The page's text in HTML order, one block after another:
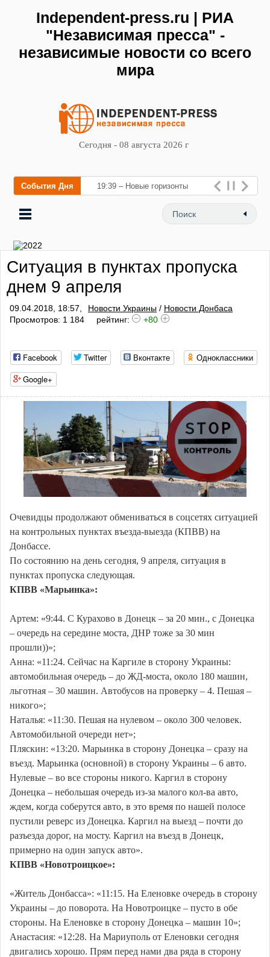
Independent-press.ru | РИА
"Независимая пресса" -
независимые новости со всего
мира
Сегодня - 08 августа 2026 г
События Дня 19:39 – Новые горизонты
флебологии: в Москве
открылся «Городской центр
Ситуация в пунктах пропуска
днем 9 апреля
09.04.2018, 18:57, Новости Украины / Новости Донбаса
Просмотров: 1 184
рейтинг: +80
Facebook Twitter Вконтакте
Одноклассники
Google+
Очевидцы продолжают обмениваться в соцсетях ситуацией
на контрольных пунктах въезда-выезда (КПВВ) на
Донбассе.
По состоянию на день сегодня, 9 апреля, ситуация в
пунктах пропуска следующая.
КПВВ «Марьинка»:
Артем: «9:44. С Курахово в Донецк – за 20 мин., с Донецка
– очередь на середине моста, ДНР тоже за 30 мин
прошли))»;
Анна: «11:24. Сейчас на Каргиле в сторону Украины:
автомобильная очередь – до ЖД-моста, около 180 машин,
льготная – 30 машин. Автобусов на проверку – 4. Пешая –
никого»;
Наталья: «11:30. Пешая на нулевом – около 300 человек.
Автомобильной очереди нет»;
Пляскин: «13:20. Марьинка в сторону Донецка – сразу на
въезд. Марьинка (основной) в сторону Украины – 6 авто.
Нулевые – во все стороны никого. Каргил в сторону
Донецка – небольшая очередь из-за малого кол-ва авто,
ждем, когда соберутся авто, в это время по нашей полосе
пустили реверс из Донецка. Каргил на выезд – почти до
разъезда дорог, на мосту. Каргил на въезд в Донецк,
примерно на один запуск авто».
КПВВ «Новотроицкое»:
«Житель Донбасса»: «11:15. На Еленовке очередь в сторону
Украины – до поворота. На Новотроицке – пусто в обе
стороны. На Еленовке в сторону Донецка – машин 10»;
Анастасия: «12:28. На Мариуполь от Еленовки сегодня
двигались хорошо. Прям перед нами два ряда в сторону